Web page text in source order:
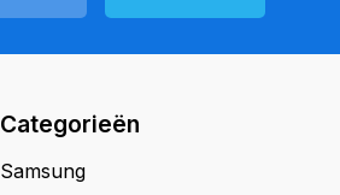
Categorieën
Samsung